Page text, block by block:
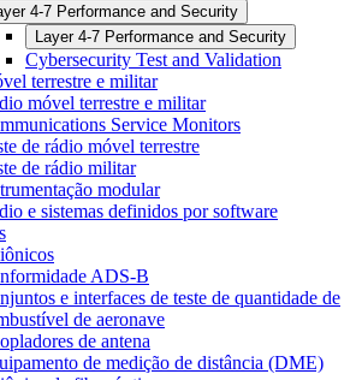
4-7 Performance and Security
Layer 4-7 Performance and Security
Cybersecurity Test and Validation
terrestre e militar
móvel terrestre e militar
Service Monitors
de rádio móvel terrestre
de rádio militar
modular
e sistemas definidos por software
ADS-B
e interfaces de teste de quantidade de
de aeronave
de antena
de medição de distância (DME)